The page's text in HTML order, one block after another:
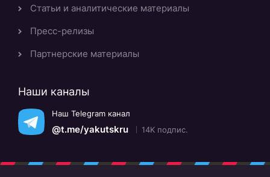
Статьи и аналитические материалы
Пресс-релизы
Партнерские материалы
Наши каналы
Наш Telegram канал
@t.me/yakutskru 14K подпис.